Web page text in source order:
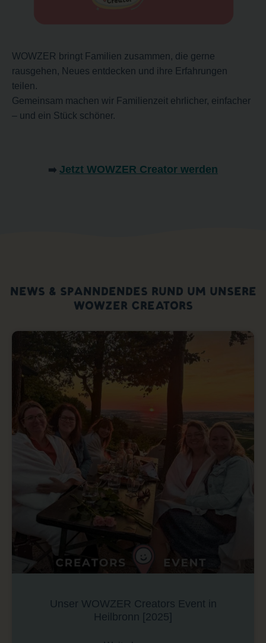
WOWZER bringt Familien zusammen, die gerne
rausgehen, Neues entdecken und ihre Erfahrungen
teilen.
Gemeinsam machen wir Familienzeit ehrlicher, einfacher
– und ein Stück schöner.
➡️ Jetzt WOWZER Creator werden
NEWS & SPANNDENDES RUND UM UNSERE
WOWZER CREATORS
Unser WOWZER Creators Event in
Heilbronn [2025]